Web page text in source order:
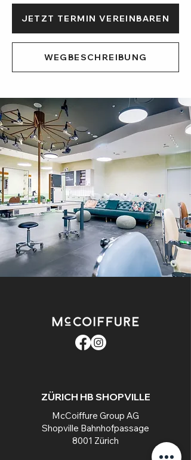
JETZT TERMIN VEREINBAREN
WEGBESCHREIBUNG
ZÜRICH HB SHOPVILLE
McCoiffure Group AG
Shopville Bahnhofpassage
8001 Zürich